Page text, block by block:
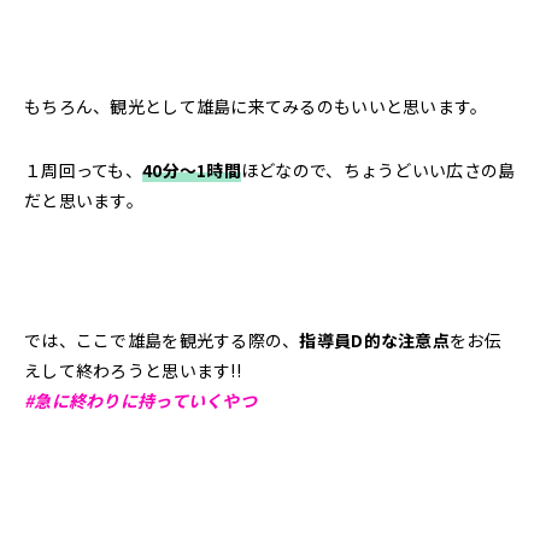
もちろん、観光として雄島に来てみるのもいいと思います。
１周回っても、 40分〜1時間ほどなので、ちょうどいい広さの島
だと思います。
では、ここで雄島を観光する際の、指導員D的な注意点をお伝
えして終わろうと思います!!
#急に終わりに持っていくやつ